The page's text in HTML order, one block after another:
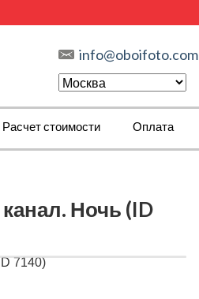
info@oboifoto.com
Расчет стоимости Оплата
Ночь (ID